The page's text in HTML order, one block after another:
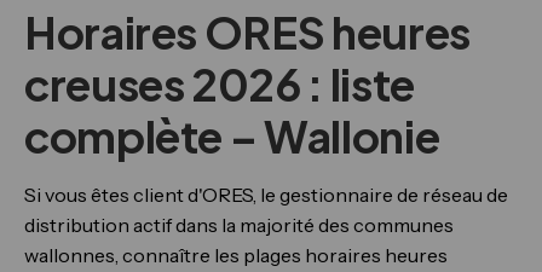
Horaires ORES heures
creuses 2026 : liste
complète – Wallonie
Si vous êtes client d'ORES, le gestionnaire de réseau de
distribution actif dans la majorité des communes
wallonnes, connaître les plages horaires heures